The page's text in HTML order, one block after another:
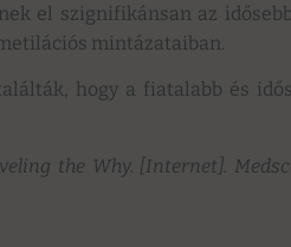
el szignifikánsan az
mintázataiban.
hogy a fiatalabb és
the Why. [Internet].